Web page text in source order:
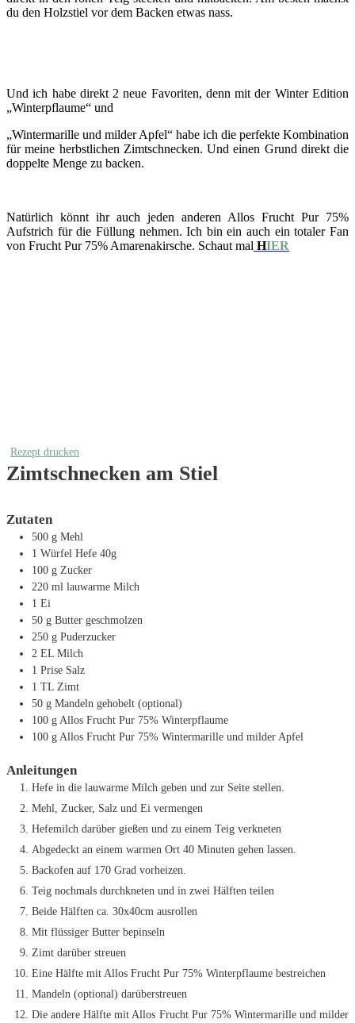
du den Holzstiel vor dem Backen etwas nass.
Und ich habe direkt 2 neue Favoriten, denn mit der Winter Edition
„Winterpflaume“ und
„Wintermarille und milder Apfel“ habe ich die perfekte Kombination
für meine herbstlichen Zimtschnecken. Und einen Grund direkt die
doppelte Menge zu backen.
Natürlich könnt ihr auch jeden anderen Allos Frucht Pur 75%
Aufstrich für die Füllung nehmen. Ich bin ein auch ein totaler Fan
von Frucht Pur 75% Amarenakirsche. Schaut mal HIER
Rezept drucken
Zimtschnecken am Stiel
Zutaten
500 g Mehl
1 Würfel Hefe 40g
100 g Zucker
220 ml lauwarme Milch
1 Ei
50 g Butter geschmolzen
250 g Puderzucker
2 EL Milch
1 Prise Salz
1 TL Zimt
50 g Mandeln gehobelt (optional)
100 g Allos Frucht Pur 75% Winterpflaume
100 g Allos Frucht Pur 75% Wintermarille und milder Apfel
Anleitungen
Hefe in die lauwarme Milch geben und zur Seite stellen.
Mehl, Zucker, Salz und Ei vermengen
Hefemilch darüber gießen und zu einem Teig verkneten
Abgedeckt an einem warmen Ort 40 Minuten gehen lassen.
Backofen auf 170 Grad vorheizen.
Teig nochmals durchkneten und in zwei Hälften teilen
Beide Hälften ca. 30x40cm ausrollen
Mit flüssiger Butter bepinseln
Zimt darüber streuen
Eine Hälfte mit Allos Frucht Pur 75% Winterpflaume bestreichen
Mandeln (optional) darüberstreuen
Die andere Hälfte mit Allos Frucht Pur 75% Wintermarille und milder